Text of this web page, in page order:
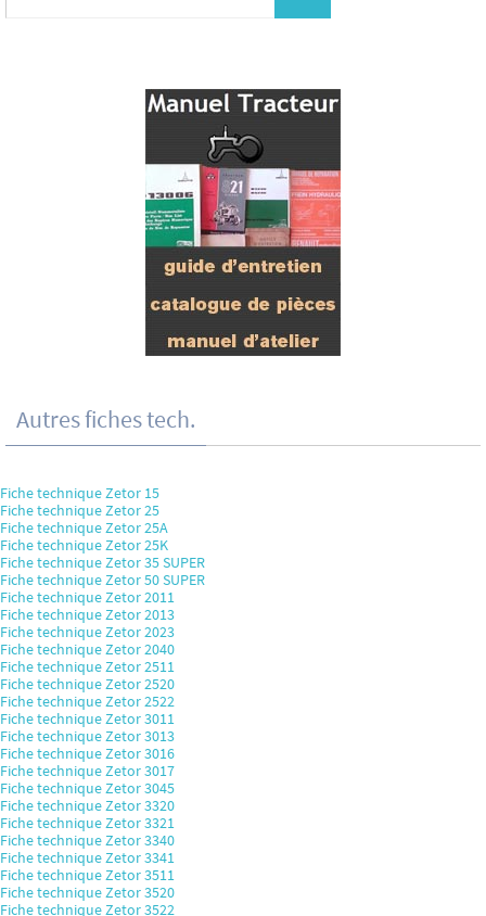
Autres fiches tech.
Fiche technique Zetor 15
Fiche technique Zetor 25
Fiche technique Zetor 25A
Fiche technique Zetor 25K
Fiche technique Zetor 35 SUPER
Fiche technique Zetor 50 SUPER
Fiche technique Zetor 2011
Fiche technique Zetor 2013
Fiche technique Zetor 2023
Fiche technique Zetor 2040
Fiche technique Zetor 2511
Fiche technique Zetor 2520
Fiche technique Zetor 2522
Fiche technique Zetor 3011
Fiche technique Zetor 3013
Fiche technique Zetor 3016
Fiche technique Zetor 3017
Fiche technique Zetor 3045
Fiche technique Zetor 3320
Fiche technique Zetor 3321
Fiche technique Zetor 3340
Fiche technique Zetor 3341
Fiche technique Zetor 3511
Fiche technique Zetor 3520
Fiche technique Zetor 3522